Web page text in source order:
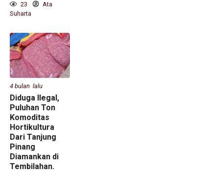
23
Ata
Suharta
4 bulan lalu
Diduga Ilegal,
Puluhan Ton
Komoditas
Hortikultura
Dari Tanjung
Pinang
Diamankan di
Tembilahan.